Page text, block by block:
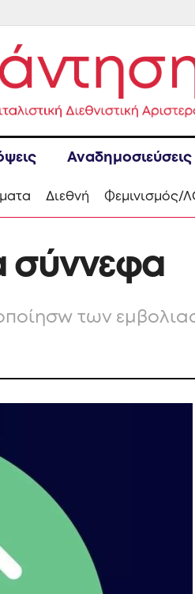
Αναδημοσιεύσεις
Διεθνή Φεμινισμός/
σύννεφα
των